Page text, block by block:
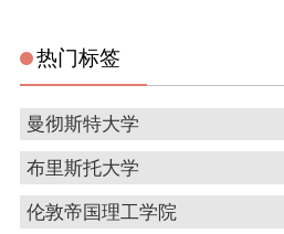
热门标签
曼彻斯特大学
布里斯托大学
伦敦帝国理工学院